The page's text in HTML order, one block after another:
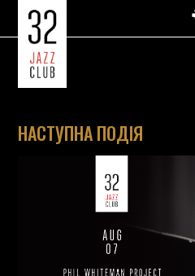
НАСТУПНА ПОДІЯ